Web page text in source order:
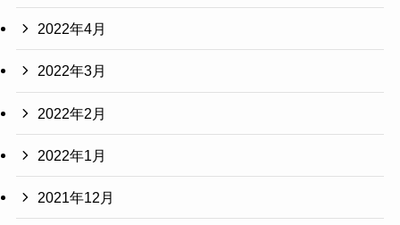
2022年4月
2022年3月
2022年2月
2022年1月
2021年12月